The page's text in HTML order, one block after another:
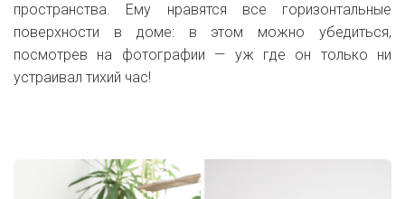
пространства. Ему нравятся все горизонтальные
поверхности в доме: в этом можно убедиться,
посмотрев на фотографии — уж где он только ни
устраивал тихий час!